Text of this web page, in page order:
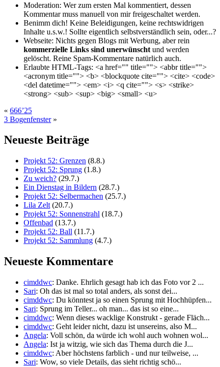
Moderation: Wer zum ersten Mal kommentiert, dessen
Kommentar muss manuell von mir freigeschaltet werden.
Benimm dich! Keine Beleidigungen, keine rechtswidrigen
Inhalte u.s.w.! Sollte eigentlich selbst­verständlich sein, oder...?
Webseite: Nichts gegen Blogs mit Werbung, aber rein
kommerzielle Links sind unerwünscht und werden
gelöscht. Reine Spam-Kommentare natürlich auch.
Erlaubte HTML-Tags: <a href="" title=""> <abbr title="">
<acronym title=""> <b> <blockquote cite=""> <cite> <code>
<del datetime=""> <em> <i> <q cite=""> <s> <strike>
<strong> <sub> <sup> <big> <small> <u>
« 666’25
3 Bogenfenster»
Neueste Beiträge
Projekt 52: Grenzen (8.8.)
Projekt 52: Sprung (1.8.)
Zu weich? (29.7.)
Ein Dienstag in Bildern (28.7.)
Projekt 52: Selbermachen (25.7.)
Lila Zelt (20.7.)
Projekt 52: Sonnenstrahl (18.7.)
Offenbad (13.7.)
Projekt 52: Ball (11.7.)
Projekt 52: Sammlung (4.7.)
Neueste Kommentare
cimddwc: Danke. Ehrlich gesagt hab ich das Foto vor 2 ...
Sari: Oh das ist mal so total anders, als sonst dei...
cimddwc: Du könntest ja so einen Sprung mit Hochhüpfen...
Sari: Sprung im Teller... oh man... das ist so eine...
cimddwc: Wenn dieses wacklige Konstrukt - gerade Fläch...
cimddwc: Geht leider nicht, dazu ist unsereins, also M...
Angela: Voll schön, da würde ich wohl auch wohnen wol...
Angela: Ist ja witzig, wie sich das Thema durch die J...
cimddwc: Aber höchstens farblich - und nur teilweise, ...
Sari: Wow, so viele Details, das sieht richtig schö...